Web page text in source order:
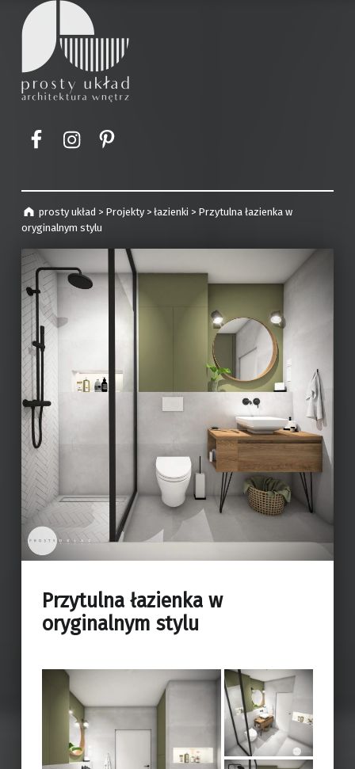
prosty układ > Projekty >łazienki > Przytulna łazienka w
oryginalnym stylu
Przytulna łazienka w
oryginalnym stylu